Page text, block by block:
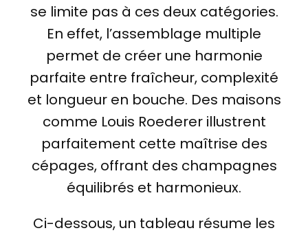
se limite pas à ces deux catégories.
En effet, l’assemblage multiple
permet de créer une harmonie
parfaite entre fraîcheur, complexité
et longueur en bouche. Des maisons
comme Louis Roederer illustrent
parfaitement cette maîtrise des
cépages, offrant des champagnes
équilibrés et harmonieux.
Ci-dessous, un tableau résume les